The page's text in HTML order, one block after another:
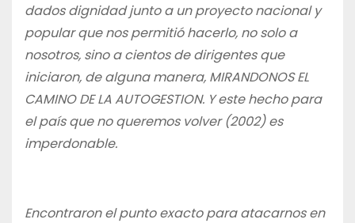
dados dignidad junto a un proyecto nacional y
popular que nos permitió hacerlo, no solo a
nosotros, sino a cientos de dirigentes que
iniciaron, de alguna manera, MIRANDONOS EL
CAMINO DE LA AUTOGESTION. Y este hecho para
el país que no queremos volver (2002) es
imperdonable.
Encontraron el punto exacto para atacarnos en